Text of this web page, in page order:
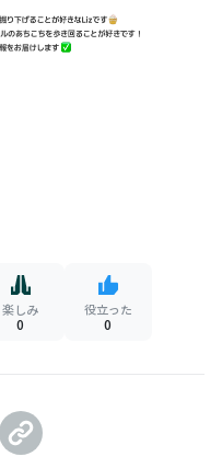
楽しみ
0
役立った
0